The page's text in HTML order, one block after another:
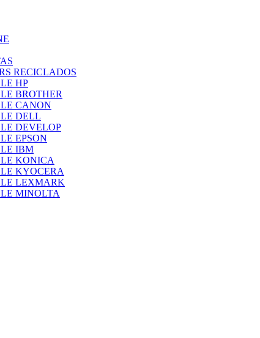
RECICLADOS
HP
BROTHER
CANON
DELL
DEVELOP
EPSON
IBM
KONICA
KYOCERA
LEXMARK
MINOLTA